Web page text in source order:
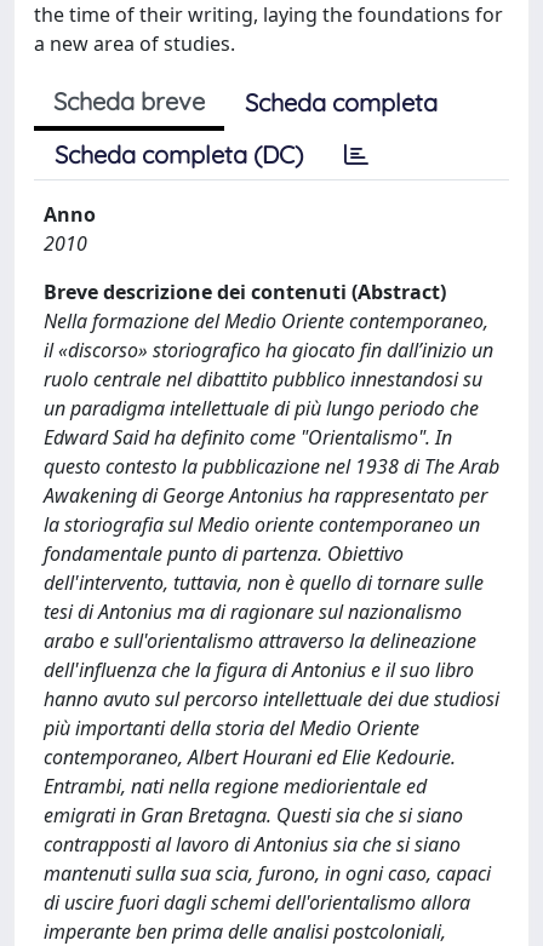
the time of their writing, laying the foundations for
a new area of studies.
Scheda breve
Scheda completa
Scheda completa (DC)
Anno
2010
Breve descrizione dei contenuti (Abstract)
Nella formazione del Medio Oriente contemporaneo,
il «discorso» storiografico ha giocato fin dall’inizio un
ruolo centrale nel dibattito pubblico innestandosi su
un paradigma intellettuale di più lungo periodo che
Edward Said ha definito come "Orientalismo". In
questo contesto la pubblicazione nel 1938 di The Arab
Awakening di George Antonius ha rappresentato per
la storiografia sul Medio oriente contemporaneo un
fondamentale punto di partenza. Obiettivo
dell'intervento, tuttavia, non è quello di tornare sulle
tesi di Antonius ma di ragionare sul nazionalismo
arabo e sull'orientalismo attraverso la delineazione
dell'influenza che la figura di Antonius e il suo libro
hanno avuto sul percorso intellettuale dei due studiosi
più importanti della storia del Medio Oriente
contemporaneo, Albert Hourani ed Elie Kedourie.
Entrambi, nati nella regione mediorientale ed
emigrati in Gran Bretagna. Questi sia che si siano
contrapposti al lavoro di Antonius sia che si siano
mantenuti sulla sua scia, furono, in ogni caso, capaci
di uscire fuori dagli schemi dell'orientalismo allora
imperante ben prima delle analisi postcoloniali,